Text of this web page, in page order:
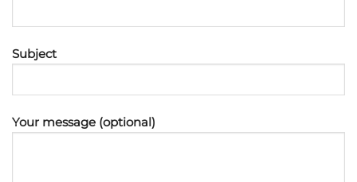
Subject
Your message (optional)